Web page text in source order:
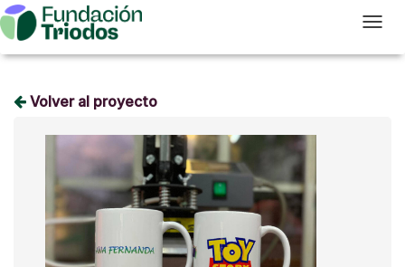
T
Volver al proyecto